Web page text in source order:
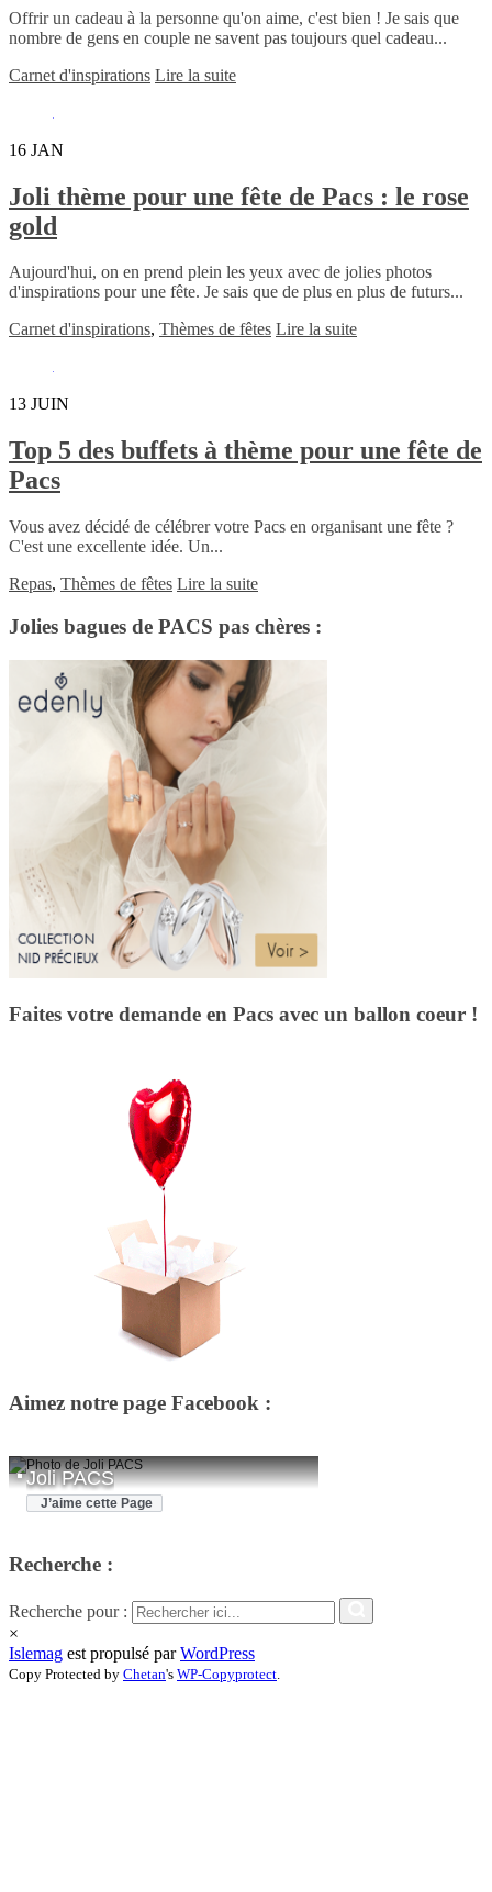
Offrir un cadeau à la personne qu'on aime, c'est bien ! Je sais que
nombre de gens en couple ne savent pas toujours quel cadeau...
Carnet d'inspirations Lire la suite
16 JAN
Joli thème pour une fête de Pacs : le rose
gold
Aujourd'hui, on en prend plein les yeux avec de jolies photos
d'inspirations pour une fête. Je sais que de plus en plus de futurs...
Carnet d'inspirations, Thèmes de fêtes Lire la suite
13 JUIN
Top 5 des buffets à thème pour une fête de
Pacs
Vous avez décidé de célébrer votre Pacs en organisant une fête ?
C'est une excellente idée. Un...
Repas, Thèmes de fêtes Lire la suite
Jolies bagues de PACS pas chères :
Faites votre demande en Pacs avec un ballon coeur !
Aimez notre page Facebook :
Joli PACS
J’aime cette Page
Recherche :
Recherche pour :
×
Islemag est propulsé parWordPress
Copy Protected by Chetan's WP-Copyprotect.